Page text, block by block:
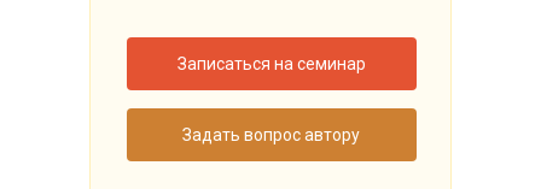
Записаться на семинар
Задать вопрос автору